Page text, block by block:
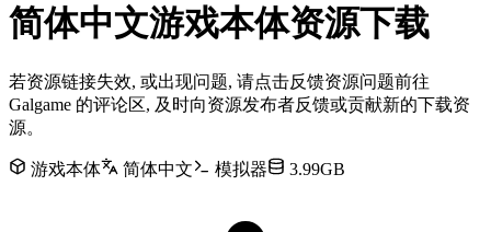
简体中文游戏本体资源下载
若资源链接失效, 或出现问题, 请点击反馈资源问题前往
Galgame 的评论区, 及时向资源发布者反馈或贡献新的下载资
源。
游戏本体 简体中文 模拟器 3.99GB